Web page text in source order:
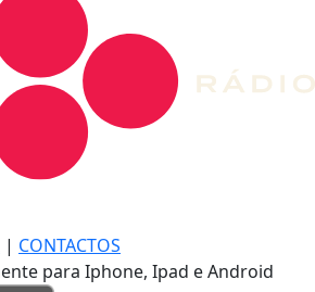
| CONTACTOS
para Iphone, Ipad e Android